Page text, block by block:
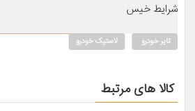
شرایط خیس
تایر خودرو لاستیک خودرو
کالا های مرتبط